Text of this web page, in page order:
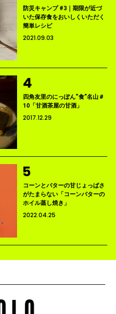
防災キャンプ #3｜期限が近づ
いた保存食をおいしくいただく
簡単レシピ
2021.09.03
四角友里のにっぽん“食”名山＃
10「甘酒茶屋の甘酒」
2017.12.29
コーンとバターの甘じょっぱさ
がたまらない「コーンバターの
ホイル蒸し焼き」
2022.04.25